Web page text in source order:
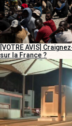
[VOTRE AVIS]
sur la France ?